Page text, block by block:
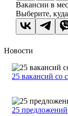
Вакансии в
Выберите,
Новости
25 вакансий со
25 предложений